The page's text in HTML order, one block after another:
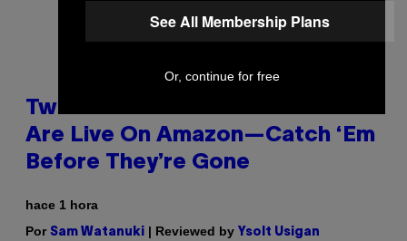
Two Pokemon TCG Restocks
Are Live On Amazon—Catch ‘Em
Before They’re Gone
hace 1 hora
Por Sam Watanuki | Reviewed by Ysolt Usigan
See All Membership Plans
Or, continue for free